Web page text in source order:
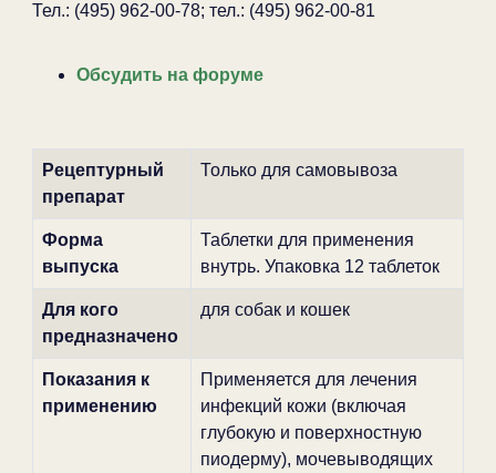
Тел.: (495) 962-00-78; тел.: (495) 962-00-81
Обсудить на форуме
Рецептурный
препарат
Только для самовывоза
Форма
выпуска
Таблетки для применения
внутрь. Упаковка 12 таблеток
Для кого
предназначено
для собак и кошек
Показания к
применению
Применяется для лечения
инфекций кожи (включая
глубокую и поверхностную
пиодерму), мочевыводящих